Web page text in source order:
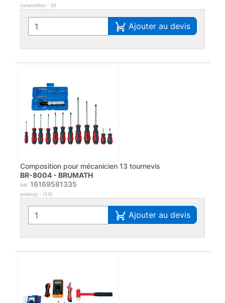
composition : 30
Ajouter au devis
Composition pour mécanicien 13 tournevis
BR-8004 - BRUMATH
Réf. 16169581335
poids(g) : 1210
Ajouter au devis